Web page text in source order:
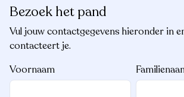
Bezoek het pand
Vul jouw contactgegevens hieronder in
contacteert je.
Voornaam